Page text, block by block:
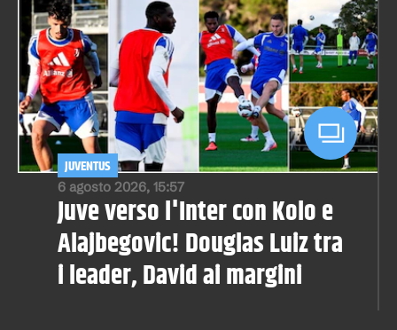
6 agosto 2026, 15:57
JUVENTUS
Juve verso l'Inter con Kolo e
Alajbegovic! Douglas Luiz tra
i leader, David ai margini